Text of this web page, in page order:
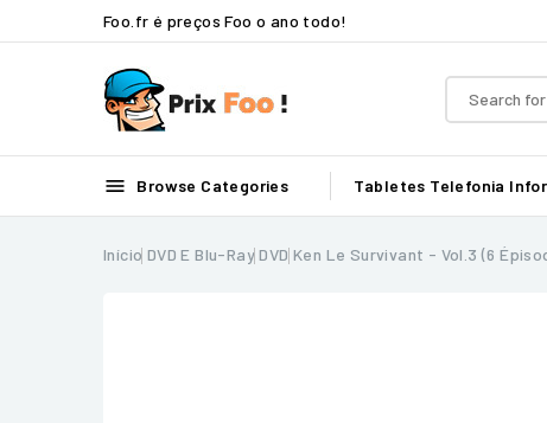
Foo.fr é preços Foo o ano todo!
 Browse Categories Tabletes Telefonia
Início DVD E Blu-Ray DVD Ken Le Survivant - Vol.3 (6